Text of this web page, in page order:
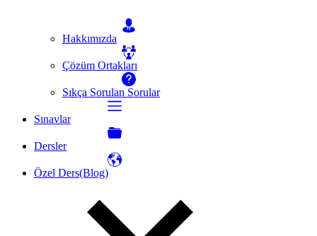
Hakkımızda
Çözüm Ortakları
Sıkça Sorulan Sorular
Sınavlar
Dersler
Özel Ders(Blog)